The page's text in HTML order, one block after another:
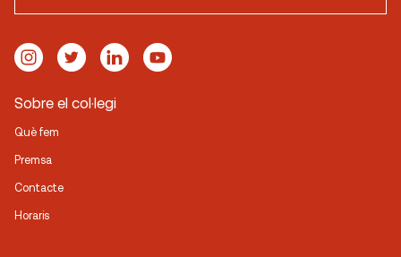
Sobre el col·legi
Què fem
Premsa
Contacte
Horaris